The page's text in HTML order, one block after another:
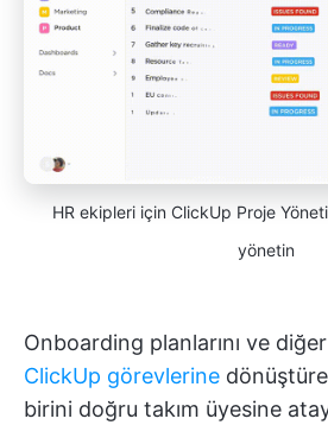
HR ekipleri için ClickUp Proje
yönetin
Onboarding planlarını ve
ClickUp görevlerine
birini doğru takım üyesine